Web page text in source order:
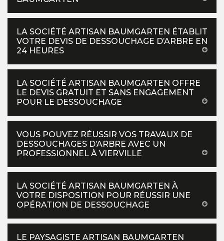
LA SOCIÉTÉ ARTISAN BAUMGARTEN ÉTABLIT
VOTRE DEVIS DE DESSOUCHAGE D’ARBRE EN
24 HEURES
LA SOCIÉTÉ ARTISAN BAUMGARTEN OFFRE
LE DEVIS GRATUIT ET SANS ENGAGEMENT
POUR LE DESSOUCHAGE
VOUS POUVEZ RÉUSSIR VOS TRAVAUX DE
DESSOUCHAGES D’ARBRE AVEC UN
PROFESSIONNEL À VIERVILLE
LA SOCIÉTÉ ARTISAN BAUMGARTEN À
VOTRE DISPOSITION POUR RÉUSSIR UNE
OPÉRATION DE DESSOUCHAGE
LE PAYSAGISTE ARTISAN BAUMGARTEN